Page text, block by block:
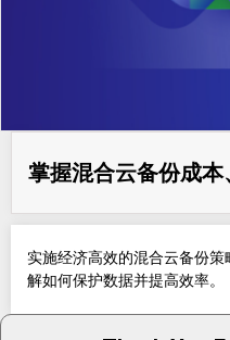
掌握混合云备份成
实施经济高效的混合云备份
解如何保护数据并提高效率。